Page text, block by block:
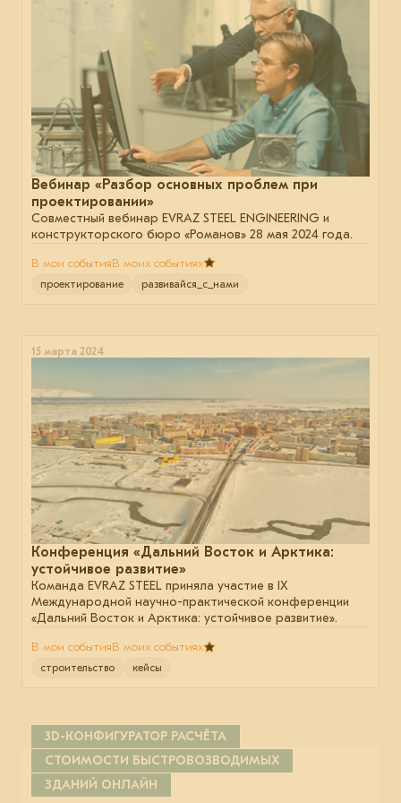
Вебинар «Разбор основных проблем при
проектировании»
Совместный вебинар EVRAZ STEEL ENGINEERING и
конструкторского бюро «Романов» 28 мая 2024 года.
В мои событияВ моих событиях
проектирование развивайся_с_нами
15 марта 2024
Конференция «Дальний Восток и Арктика:
устойчивое развитие»
Команда EVRAZ STEEL приняла участие в IX
Международной научно-практической конференции
«Дальний Восток и Арктика: устойчивое развитие».
В мои событияВ моих событиях
строительство кейсы
3D-КОНФИГУРАТОР РАСЧЁТА
СТОИМОСТИ БЫСТРОВОЗВОДИМЫХ
ЗДАНИЙ ОНЛАЙН